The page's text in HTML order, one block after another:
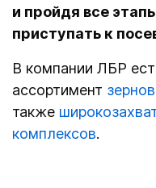
и пройдя все
приступать к
В компании ЛБР
ассортимент
также
комплексов.